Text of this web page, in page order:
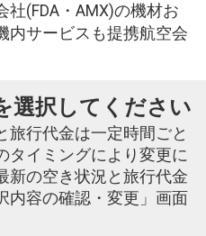
社(FDA・AMX)の機材お
内サービスも提携航空会
選択してください
旅行代金は一定時間ごと
タイミングにより変更に
新の空き状況と旅行代金
内容の確認・変更」画面